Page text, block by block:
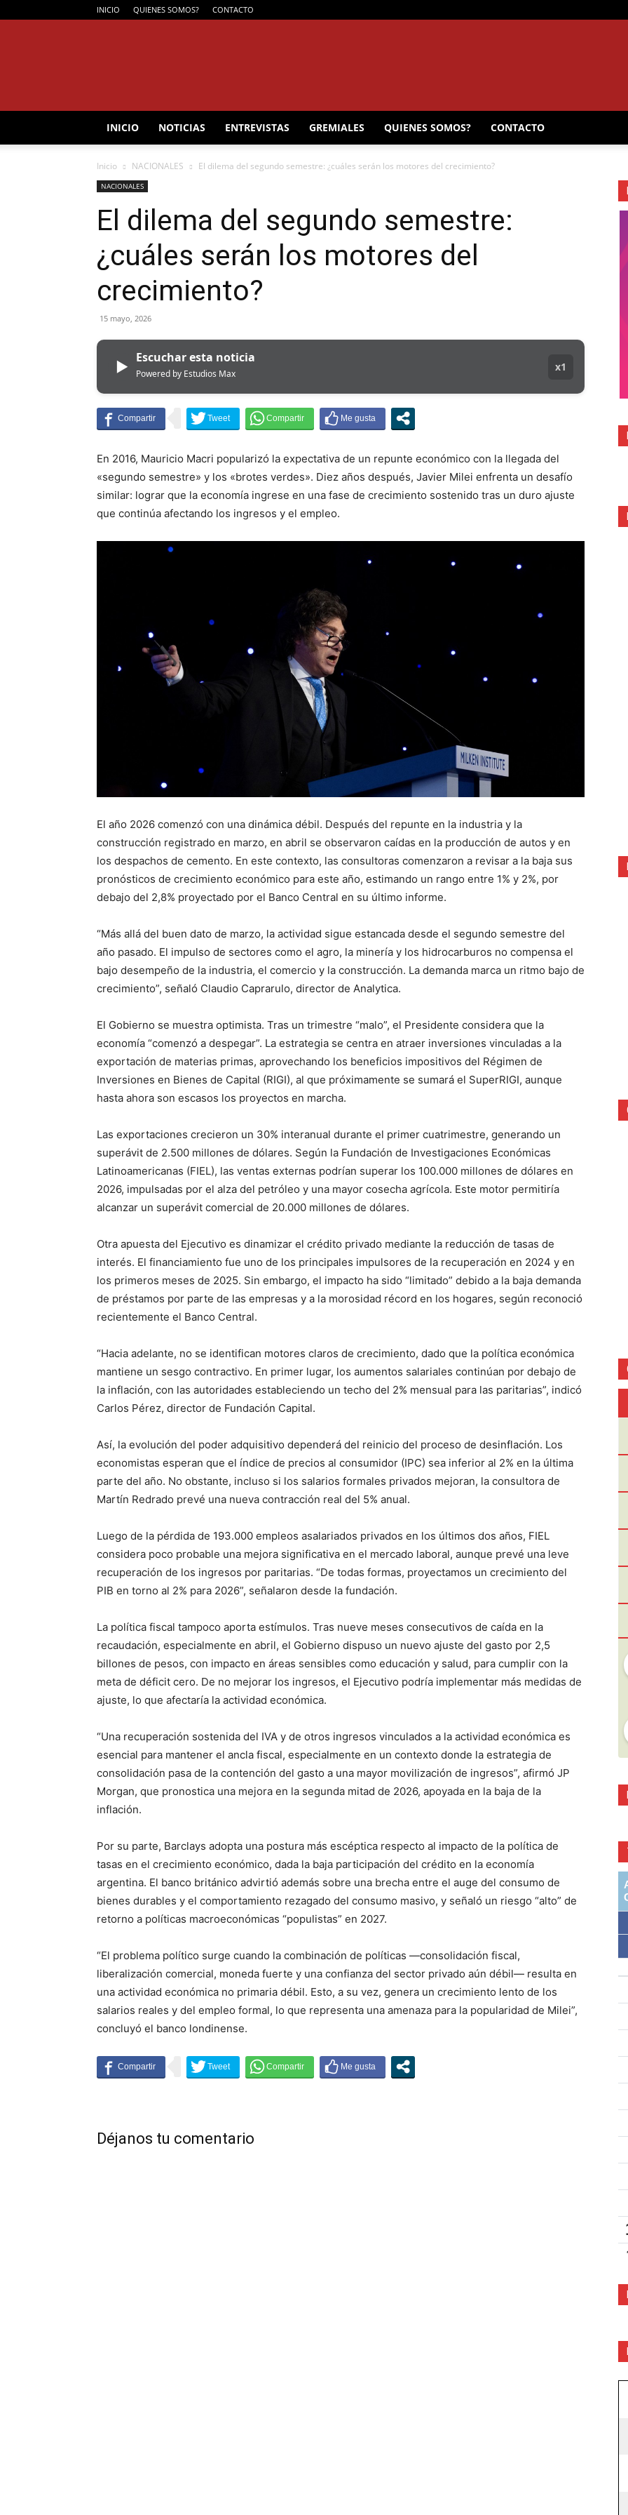
INICIO QUIENES SOMOS? CONTACTO
EL
INICIO NOTICIAS ENTREVISTAS GREMIALES QUIENES SOMOS? CONTACTO
Inicio NACIONALES El dilema del segundo semestre: ¿cuáles serán los motores del crecimiento?
NACIONALES
El dilema del segundo semestre:
¿cuáles serán los motores del
crecimiento?
15 mayo, 2026
▶ Escuchar esta noticia
Powered by Estudios Max
x1
En 2016, Mauricio Macri popularizó la expectativa de un repunte económico con la llegada del
«segundo semestre» y los «brotes verdes». Diez años después, Javier Milei enfrenta un desafío
similar: lograr que la economía ingrese en una fase de crecimiento sostenido tras un duro ajuste
que continúa afectando los ingresos y el empleo.
El año 2026 comenzó con una dinámica débil. Después del repunte en la industria y la
construcción registrado en marzo, en abril se observaron caídas en la producción de autos y en
los despachos de cemento. En este contexto, las consultoras comenzaron a revisar a la baja sus
pronósticos de crecimiento económico para este año, estimando un rango entre 1% y 2%, por
debajo del 2,8% proyectado por el Banco Central en su último informe.
“Más allá del buen dato de marzo, la actividad sigue estancada desde el segundo semestre del
año pasado. El impulso de sectores como el agro, la minería y los hidrocarburos no compensa el
bajo desempeño de la industria, el comercio y la construcción. La demanda marca un ritmo bajo de
crecimiento”, señaló Claudio Caprarulo, director de Analytica.
El Gobierno se muestra optimista. Tras un trimestre “malo”, el Presidente considera que la
economía “comenzó a despegar”. La estrategia se centra en atraer inversiones vinculadas a la
exportación de materias primas, aprovechando los beneficios impositivos del Régimen de
Inversiones en Bienes de Capital (RIGI), al que próximamente se sumará el SuperRIGI, aunque
hasta ahora son escasos los proyectos en marcha.
Las exportaciones crecieron un 30% interanual durante el primer cuatrimestre, generando un
superávit de 2.500 millones de dólares. Según la Fundación de Investigaciones Económicas
Latinoamericanas (FIEL), las ventas externas podrían superar los 100.000 millones de dólares en
2026, impulsadas por el alza del petróleo y una mayor cosecha agrícola. Este motor permitiría
alcanzar un superávit comercial de 20.000 millones de dólares.
Otra apuesta del Ejecutivo es dinamizar el crédito privado mediante la reducción de tasas de
interés. El financiamiento fue uno de los principales impulsores de la recuperación en 2024 y en
los primeros meses de 2025. Sin embargo, el impacto ha sido “limitado” debido a la baja demanda
de préstamos por parte de las empresas y a la morosidad récord en los hogares, según reconoció
recientemente el Banco Central.
“Hacia adelante, no se identifican motores claros de crecimiento, dado que la política económica
mantiene un sesgo contractivo. En primer lugar, los aumentos salariales continúan por debajo de
la inflación, con las autoridades estableciendo un techo del 2% mensual para las paritarias”, indicó
Carlos Pérez, director de Fundación Capital.
Así, la evolución del poder adquisitivo dependerá del reinicio del proceso de desinflación. Los
economistas esperan que el índice de precios al consumidor (IPC) sea inferior al 2% en la última
parte del año. No obstante, incluso si los salarios formales privados mejoran, la consultora de
Martín Redrado prevé una nueva contracción real del 5% anual.
Luego de la pérdida de 193.000 empleos asalariados privados en los últimos dos años, FIEL
considera poco probable una mejora significativa en el mercado laboral, aunque prevé una leve
recuperación de los ingresos por paritarias. “De todas formas, proyectamos un crecimiento del
PIB en torno al 2% para 2026”, señalaron desde la fundación.
La política fiscal tampoco aporta estímulos. Tras nueve meses consecutivos de caída en la
recaudación, especialmente en abril, el Gobierno dispuso un nuevo ajuste del gasto por 2,5
billones de pesos, con impacto en áreas sensibles como educación y salud, para cumplir con la
meta de déficit cero. De no mejorar los ingresos, el Ejecutivo podría implementar más medidas de
ajuste, lo que afectaría la actividad económica.
“Una recuperación sostenida del IVA y de otros ingresos vinculados a la actividad económica es
esencial para mantener el ancla fiscal, especialmente en un contexto donde la estrategia de
consolidación pasa de la contención del gasto a una mayor movilización de ingresos”, afirmó JP
Morgan, que pronostica una mejora en la segunda mitad de 2026, apoyada en la baja de la
inflación.
Por su parte, Barclays adopta una postura más escéptica respecto al impacto de la política de
tasas en el crecimiento económico, dada la baja participación del crédito en la economía
argentina. El banco británico advirtió además sobre una brecha entre el auge del consumo de
bienes durables y el comportamiento rezagado del consumo masivo, y señaló un riesgo “alto” de
retorno a políticas macroeconómicas “populistas” en 2027.
“El problema político surge cuando la combinación de políticas —consolidación fiscal,
liberalización comercial, moneda fuerte y una confianza del sector privado aún débil— resulta en
una actividad económica no primaria débil. Esto, a su vez, genera un crecimiento lento de los
salarios reales y del empleo formal, lo que representa una amenaza para la popularidad de Milei”,
concluyó el banco londinense.
Déjanos tu comentario